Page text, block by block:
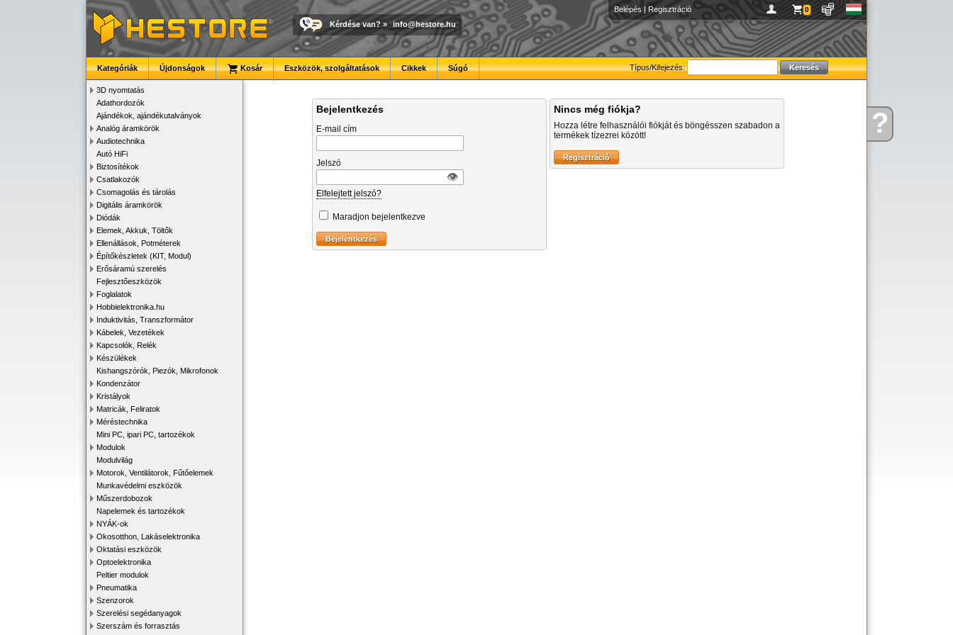
Kérdése?
Belépés | Regisztráció 0
Kérdése van? » info@hestore.hu
Típus/Kifejezés:
Kategóriák Újdonságok Kosár Eszközök, szolgáltatások Cikkek Súgó
3D nyomtatás
Adathordozók
Ajándékok, ajándékutalványok
Analóg áramkörök
Audiotechnika
Autó HiFi
Biztosítékok
Csatlakozók
Csomagolás és tárolás
Digitális áramkörök
Diódák
Elemek, Akkuk, Töltők
Ellenállások, Potméterek
Építőkészletek (KIT, Modul)
Erősáramú szerelés
Fejlesztőeszközök
Foglalatok
Hobbielektronika.hu
Induktivitás, Transzformátor
Kábelek, Vezetékek
Kapcsolók, Relék
Készülékek
Kishangszórók, Piezók, Mikrofonok
Kondenzátor
Kristályok
Matricák, Feliratok
Méréstechnika
Mini PC, ipari PC, tartozékok
Modulok
Modulvilág
Motorok, Ventilátorok, Fűtőelemek
Munkavédelmi eszközök
Műszerdobozok
Napelemek és tartozékok
NYÁK-ok
Okosotthon, Lakáselektronika
Oktatási eszközök
Optoelektronika
Peltier modulok
Pneumatika
Szenzorok
Szerelési segédanyagok
Szerszám és forrasztás
Bejelentkezés
E-mail cím
Jelszó
👁︎
Elfelejtett jelszó?
Maradjon bejelentkezve
Nincs még fiókja?
Hozza létre felhasználói fiókját és böngésszen szabadon a
termékek tízezrei között!